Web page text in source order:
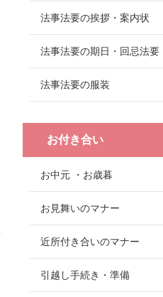
法事法要の挨拶・案内状
法事法要の期日・回忌法要
法事法要の服装
お付き合い
お中元 ・お歳暮
お見舞いのマナー
近所付き合いのマナー
引越し手続き・準備